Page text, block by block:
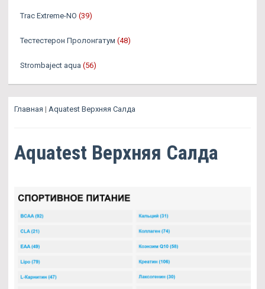
Trac Extreme-NO (39)
Тестестерон Пролонгатум (48)
Strombaject aqua (56)
Главная | Aquatest Верхняя Салда
Aquatest Верхняя Салда